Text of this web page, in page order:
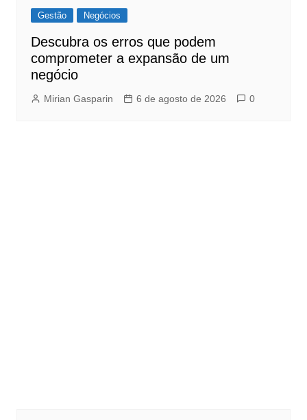
Gestão Negócios
Descubra os erros que podem
comprometer a expansão de um
negócio
Mirian Gasparin 6 de agosto de 2026 0